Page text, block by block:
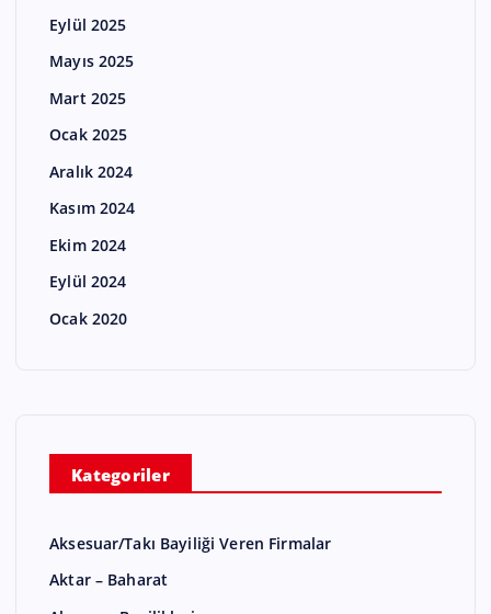
Eylül 2025
Mayıs 2025
Mart 2025
Ocak 2025
Aralık 2024
Kasım 2024
Ekim 2024
Eylül 2024
Ocak 2020
Kategoriler
Aksesuar/Takı Bayiliği Veren Firmalar
Aktar – Baharat